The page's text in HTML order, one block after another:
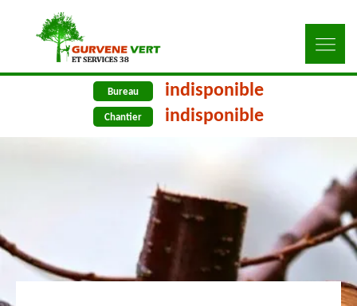
Bureau indisponible
Chantier indisponible